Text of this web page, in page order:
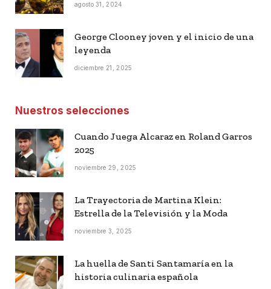
agosto 31, 2024
George Clooney joven y el inicio de una
leyenda
diciembre 21, 2025
Nuestros selecciones
Cuando Juega Alcaraz en Roland Garros
2025
noviembre 29, 2025
La Trayectoria de Martina Klein:
Estrella de la Televisión y la Moda
noviembre 3, 2025
La huella de Santi Santamaría en la
historia culinaria española